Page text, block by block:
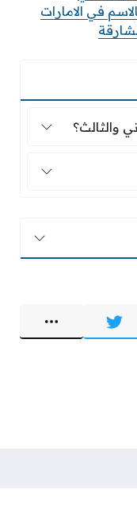
في الامارات
والثالث؟
والثالث؟